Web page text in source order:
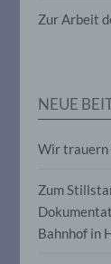
Zur Arbeit
NEUE
Wir trauern
Zum
Bahnhof in